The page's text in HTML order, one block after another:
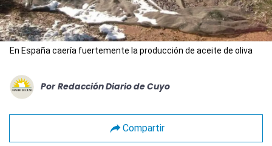
En España caería fuertemente la producción de aceite de oliva
Por Redacción Diario de Cuyo
Compartir